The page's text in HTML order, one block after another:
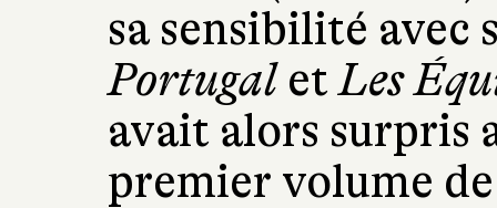
sa sensibilité avec
PortugaletLes
avait alors surpris
premier volume